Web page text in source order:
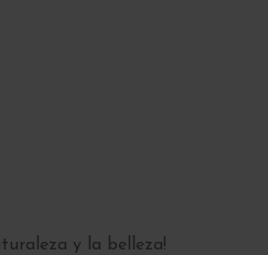
y la belleza!